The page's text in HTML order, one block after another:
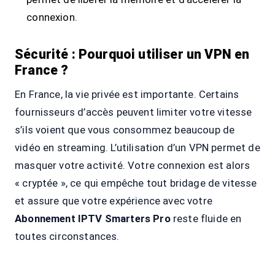
connexion.
Sécurité : Pourquoi utiliser un VPN en
France ?
En France, la vie privée est importante. Certains
fournisseurs d’accès peuvent limiter votre vitesse
s’ils voient que vous consommez beaucoup de
vidéo en streaming. L’utilisation d’un VPN permet de
masquer votre activité. Votre connexion est alors
« cryptée », ce qui empêche tout bridage de vitesse
et assure que votre expérience avec votre
Abonnement IPTV Smarters Proreste fluide en
toutes circonstances.